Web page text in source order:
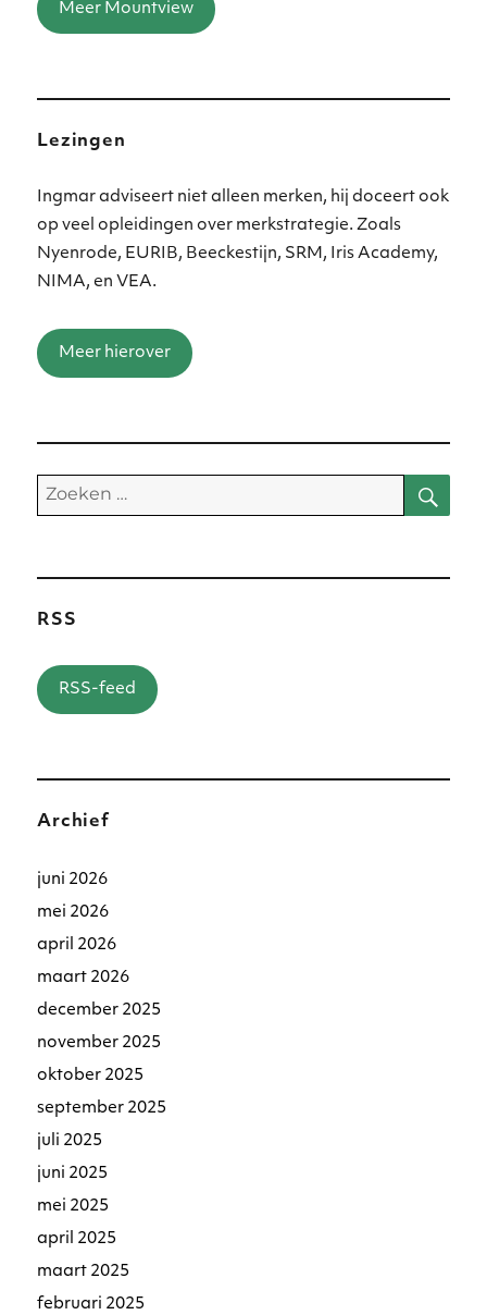
Meer Mountview
Lezingen
Ingmar adviseert niet alleen merken, hij doceert ook
op veel opleidingen over merkstrategie. Zoals
Nyenrode, EURIB, Beeckestijn, SRM, Iris Academy,
NIMA, en VEA.
Meer hierover
Zoeken
naar:
RSS
RSS-feed
Archief
juni 2026
mei 2026
april 2026
maart 2026
december 2025
november 2025
oktober 2025
september 2025
juli 2025
juni 2025
mei 2025
april 2025
maart 2025
februari 2025